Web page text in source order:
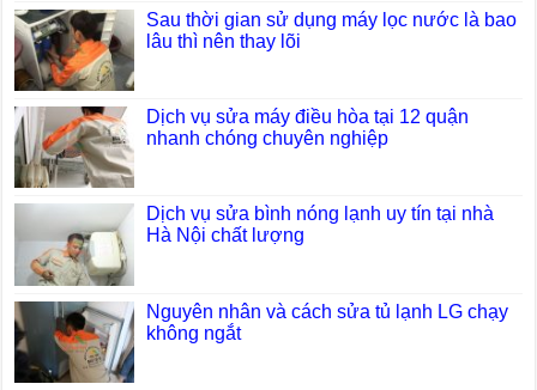
Sau thời gian sử dụng máy lọc nước là bao
lâu thì nên thay lõi
Dịch vụ sửa máy điều hòa tại 12 quận
nhanh chóng chuyên nghiệp
Dịch vụ sửa bình nóng lạnh uy tín tại nhà
Hà Nội chất lượng
Nguyên nhân và cách sửa tủ lạnh LG chạy
không ngắt